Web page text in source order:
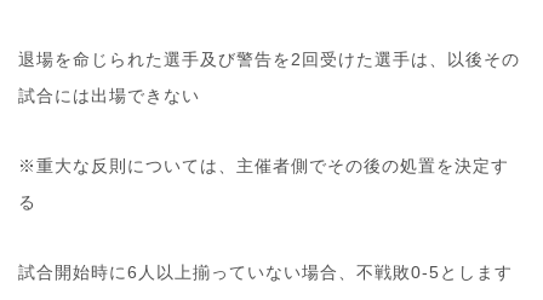
退場を命じられた選手及び警告を2回受けた選手は、以後その
試合には出場できない
※重大な反則については、主催者側でその後の処置を決定す
る
試合開始時に6人以上揃っていない場合、不戦敗0-5とします